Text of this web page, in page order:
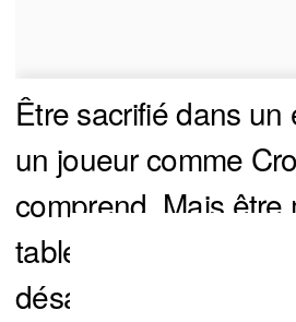
Être sacrifié dans
un joueur comme
comprend. Mais être
table pour Zacha?
désaveu cinglant.